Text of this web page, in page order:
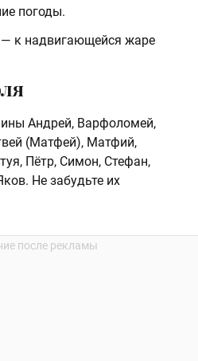
погоды.
— к надвигающейся жаре
Андрей, Варфоломей,
(Матфей), Матфий,
Пётр, Симон, Стефан,
Не забудьте их